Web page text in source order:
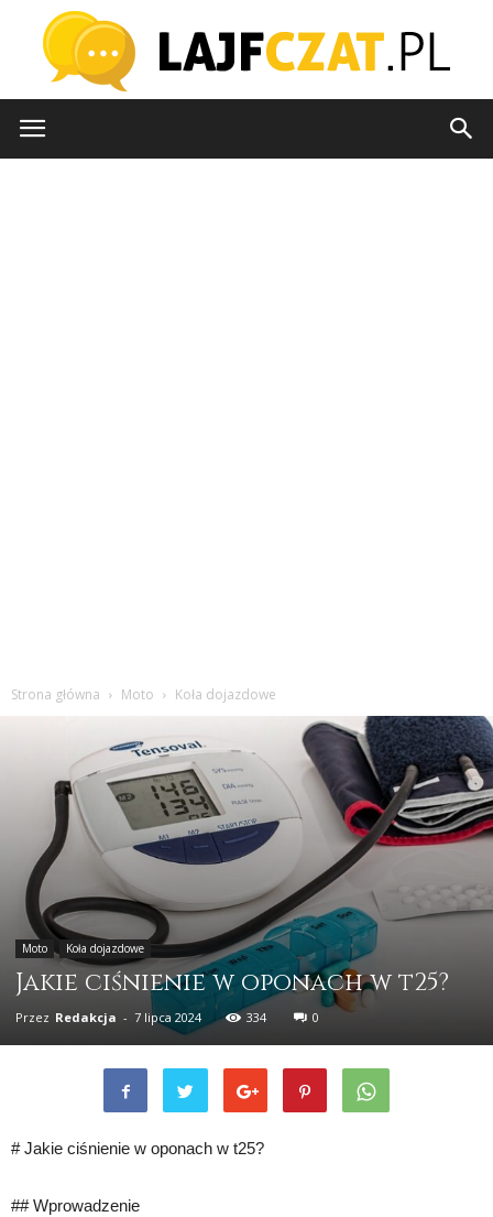
Strona główna Moto Koła dojazdowe
Moto Koła dojazdowe
Jakie ciśnienie w oponach w t25?
Przez Redakcja - 7 lipca 2024 334 0
# Jakie ciśnienie w oponach w t25?
## Wprowadzenie